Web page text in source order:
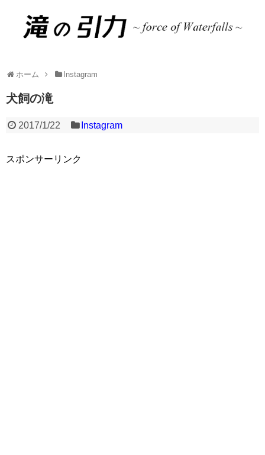
ホーム Instagram
犬飼の滝
2017/1/22 Instagram
スポンサーリンク